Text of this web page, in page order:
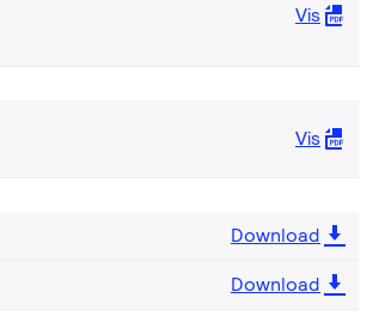
Vis
Vis
Download
Download